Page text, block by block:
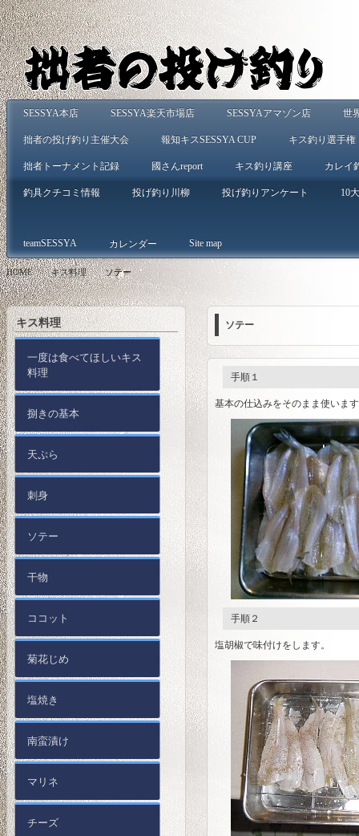
SESSYA本店 SESSYA楽天市場店 SESSYAアマゾン店 世
拙者の投げ釣り主催大会 報知キスSESSYA CUP キス釣り選手権
拙者トーナメント記録 國さんreport キス釣り講座 カレイ
釣具クチコミ情報 投げ釣り川柳 投げ釣りアンケート 10
teamSESSYA カレンダー Site map
HOME > キス料理 > ソテー
ソテー
手順１
基本の仕込みをそのまま使いま
手順２
塩胡椒で味付けをします。
キス料理
一度は食べてほしいキス
料理
捌きの基本
天ぷら
刺身
ソテー
干物
ココット
菊花じめ
塩焼き
南蛮漬け
マリネ
チーズ